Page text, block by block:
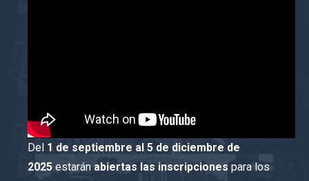
Del 1 de septiembre al 5 de diciembre de
2025 estarán abiertas las inscripciones para los